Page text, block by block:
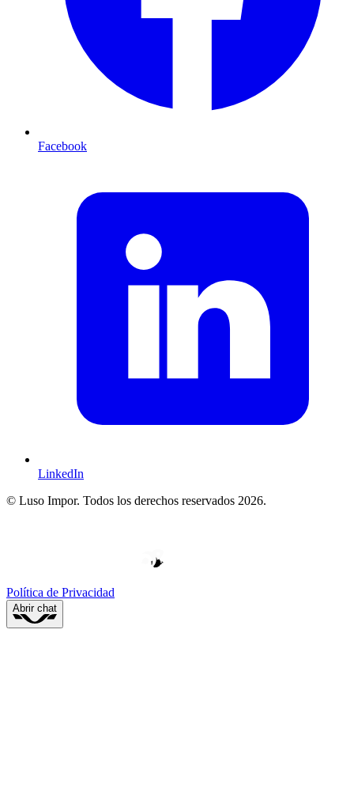
Facebook
LinkedIn
© Luso Impor. Todos los derechos reservados 2026.
Política de Privacidad
P
O
W
E
R
E
D
*
B
Y
*
D
E
V
E
L
O
P
H
*
Abrir chat